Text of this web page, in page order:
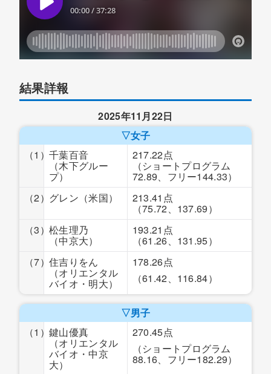
結果詳報
2025年11月22日
▽女子
（1）千葉百音
（木下グルー
プ）
217.22点
（ショートプログラム
72.89、フリー144.33）
（2） グレン （米国） 213.41点
（75.72、137.69）
（3）松生理乃
（中京大）
193.21点
（61.26、131.95）
（7）住吉りをん
（オリエンタル
バイオ・明大）
178.26点
（61.42、116.84）
▽男子
（1）鍵山優真
（オリエンタル
バイオ・中京
大）
270.45点
（ショートプログラム
88.16、フリー182.29）